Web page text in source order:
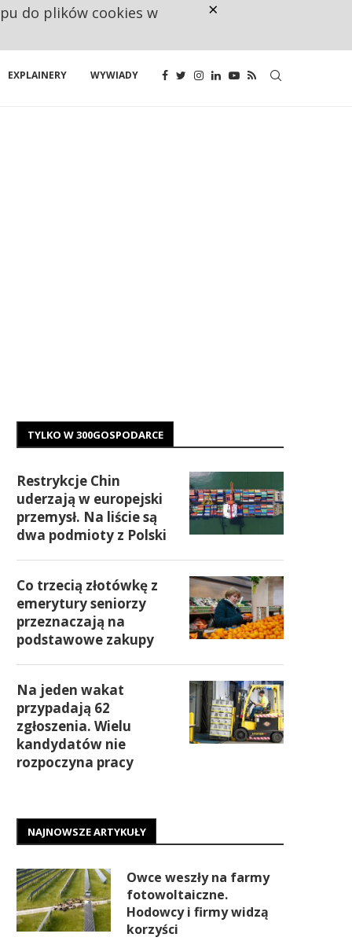
EXPLAINERY WYWIADY
TYLKO W 300GOSPODARCE
Restrykcje Chin
uderzają w europejski
przemysł. Na liście są
dwa podmioty z Polski
Co trzecią złotówkę z
emerytury seniorzy
przeznaczają na
podstawowe zakupy
Na jeden wakat
przypadają 62
zgłoszenia. Wielu
kandydatów nie
rozpoczyna pracy
NAJNOWSZE ARTYKUŁY
Owce weszły na farmy
fotowoltaiczne.
Hodowcy i firmy widzą
korzyści
do plików cookies w ×